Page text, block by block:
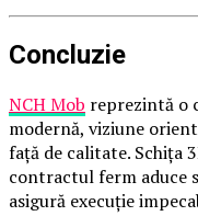
Concluzie
NCH Mob reprezintă o
modernă, viziune
față de calitate. Schița
contractul ferm aduce
asigură execuție